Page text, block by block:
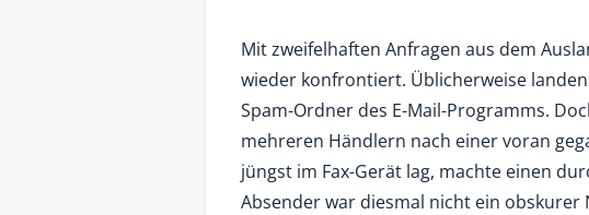
Mit zweifelhaften Anfragen aus dem
wieder konfrontiert. Üblicherweise
Spam-Ordner des E-Mail-Programms.
mehreren Händlern nach einer voran
jüngst im Fax-Gerät lag, machte einen
Absender war diesmal nicht ein obskurer